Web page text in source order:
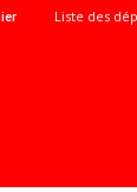
Liste des